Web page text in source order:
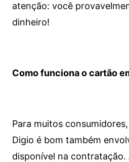
atenção: você
dinheiro!
Como funciona o cartão
Para muitos
Digio é bom também
disponível na contratação.